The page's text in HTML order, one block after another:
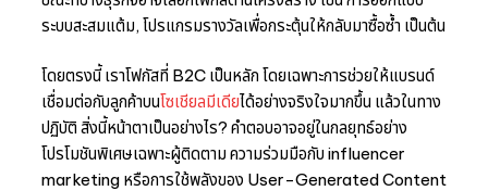
ระบบสะสมแต้ม, โปรแกรมรางวัลเพื่อกระตุ้นให้กลับมาซื้อซ้ำ เป็นต้น
โดยตรงนี้ เราโฟกัสที่ B2C เป็นหลัก โดยเฉพาะการช่วยให้แบรนด์
เชื่อมต่อกับลูกค้าบนโซเชียลมีเดียได้อย่างจริงใจมากขึ้น แล้วในทาง
ปฏิบัติ สิ่งนี้หน้าตาเป็นอย่างไร? คำตอบอาจอยู่ในกลยุทธ์อย่าง
โปรโมชันพิเศษเฉพาะผู้ติดตาม ความร่วมมือกับ influencer
marketing หรือการใช้พลังของ User-Generated Content